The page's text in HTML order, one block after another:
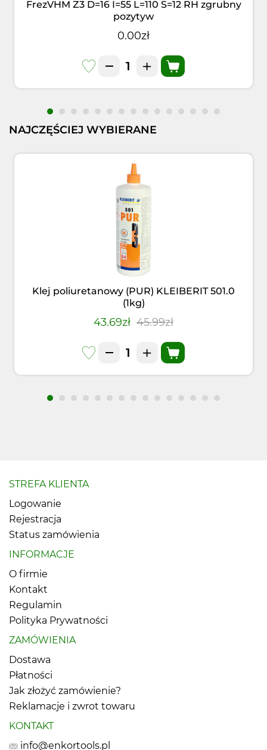
FrezVHM Z3 D=16 I=55 L=110 S=12 RH zgrubny
pozytyw
0.00zł
NAJCZĘŚCIEJ WYBIERANE
Klej poliuretanowy (PUR) KLEIBERIT 501.0
(1kg)
43.69zł 45.99zł
STREFA KLIENTA
Logowanie
Rejestracja
Status zamówienia
INFORMACJE
O firmie
Kontakt
Regulamin
Polityka Prywatności
ZAMÓWIENIA
Dostawa
Płatności
Jak złożyć zamówienie?
Reklamacje i zwrot towaru
KONTAKT
info@enkortools.pl